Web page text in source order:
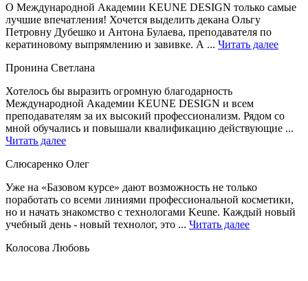
О Международной Академии KEUNE DESIGN только самые
лучшие впечатления! Хочется выделить декана Ольгу
Петровну Дубешко и Антона Булаева, преподавателя по
кератиновому выпрямлению и завивке. А ... Читать далее
Пронина Светлана
Хотелось бы выразить огромную благодарность
Международной Академии KEUNE DESIGN и всем
преподавателям за их высокий профессионализм. Рядом со
мной обучались и повышали квалификацию действующие ...
Читать далее
Слюсаренко Олег
Уже на «Базовом курсе» дают возможность не только
поработать со всеми линиями профессиональной косметики,
но и начать знакомство с технологами Keune. Каждый новый
учебный день - новый технолог, это ... Читать далее
Колосова Любовь